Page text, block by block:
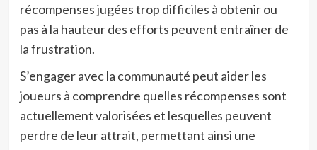
récompenses jugées trop difficiles à obtenir ou
pas à la hauteur des efforts peuvent entraîner de
la frustration.
S’engager avec la communauté peut aider les
joueurs à comprendre quelles récompenses sont
actuellement valorisées et lesquelles peuvent
perdre de leur attrait, permettant ainsi une